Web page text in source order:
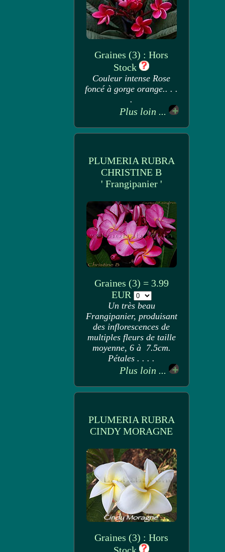
Graines (3) : Hors
Stock
Couleur intense Rose
foncé à gorge orange.. . .
.
Plus loin ...
PLUMERIA RUBRA
CHRISTINE B
' Frangipanier '
Graines (3) = 3.99
EUR
Un très beau
Frangipanier, produisant
des inflorescences de
multiples fleurs de taille
moyenne, 6 à 7.5cm.
Pétales . . . .
Plus loin ...
PLUMERIA RUBRA
CINDY MORAGNE
Graines (3) : Hors